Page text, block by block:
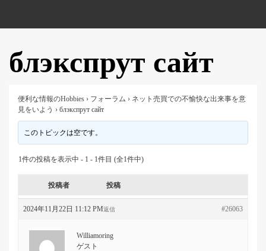
блэкспрут сайт
便利な情報のHobbies › フォーラム › ネット売買での不愉快な出来事を意
見をいよう › блэкспрут сайт
このトピックは空です。
1件の投稿を表示中 - 1 - 1件目 (全1件中)
投稿者 投稿
2024年11月22日 11:12 PM #26063
返信
Williamoring
ゲスト